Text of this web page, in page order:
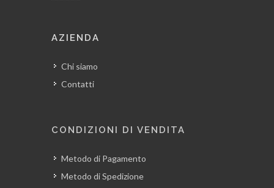
AZIENDA
Chi siamo
Contatti
CONDIZIONI DI VENDITA
Metodo di Pagamento
Metodo di Spedizione